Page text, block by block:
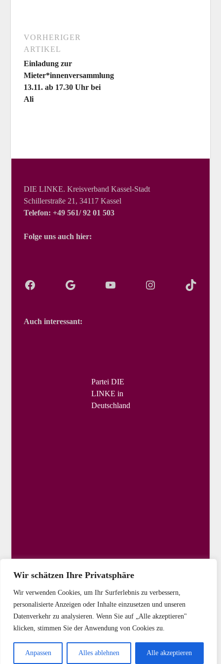
Wir schätzen Ihre Privatsphäre
Wir verwenden Cookies, um Ihr Surferlebnis zu verbessern,
personalisierte Anzeigen oder Inhalte einzusetzen und unseren
Datenverkehr zu analysieren. Wenn Sie auf „Alle akzeptieren"
klicken, stimmen Sie der Anwendung von Cookies zu.
Anpassen Alles ablehnen Alle akzeptieren
VORHERIGER
ARTIKEL
Einladung zur
Mieter*innenversammlung
13.11. ab 17.30 Uhr bei
Ali
DIE LINKE. Kreisverband Kassel-Stadt
Schillerstraße 21, 34117 Kassel
Telefon: +49 561/ 92 01 503
Folge uns auch hier:
Auch interessant:
Partei DIE
LINKE in
Deutschland
Copyright © 2025 DIE LINKE Kassel-Stadt
Datenschutz